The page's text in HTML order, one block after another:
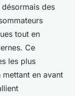
des
tout en
Ce
les plus
en avant